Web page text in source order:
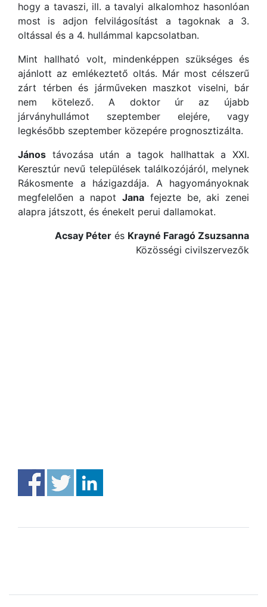
hogy a tavaszi, ill. a tavalyi alkalomhoz hasonlóan
most is adjon felvilágosítást a tagoknak a 3.
oltással és a 4. hullámmal kapcsolatban.
Mint hallható volt, mindenképpen szükséges és
ajánlott az emlékeztető oltás. Már most célszerű
zárt térben és járműveken maszkot viselni, bár
nem kötelező. A doktor úr az újabb
járványhullámot szeptember elejére, vagy
legkésőbb szeptember közepére prognosztizálta.
János távozása után a tagok hallhattak a XXI.
Keresztúr nevű települések találkozójáról, melynek
Rákosmente a házigazdája. A hagyományoknak
megfelelően a napotJana fejezte be, aki zenei
alapra játszott, és énekelt perui dallamokat.
Acsay Péter és Krayné Faragó Zsuzsanna
Közösségi civilszervezők